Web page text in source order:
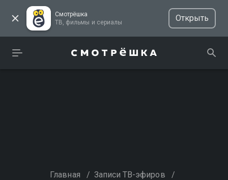
Смотрёшка
ТВ, фильмы и сериалы
Открыть
Главная / Записи ТВ-эфиров /